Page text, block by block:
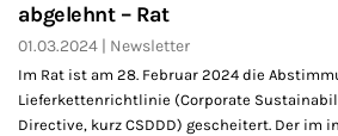
abgelehnt – Rat
01.03.2024 Newsletter
Im Rat ist am 28. Februar 2024 die
Lieferkettenrichtlinie (Corporate
Directive, kurz CSDDD) gescheitert. Der im